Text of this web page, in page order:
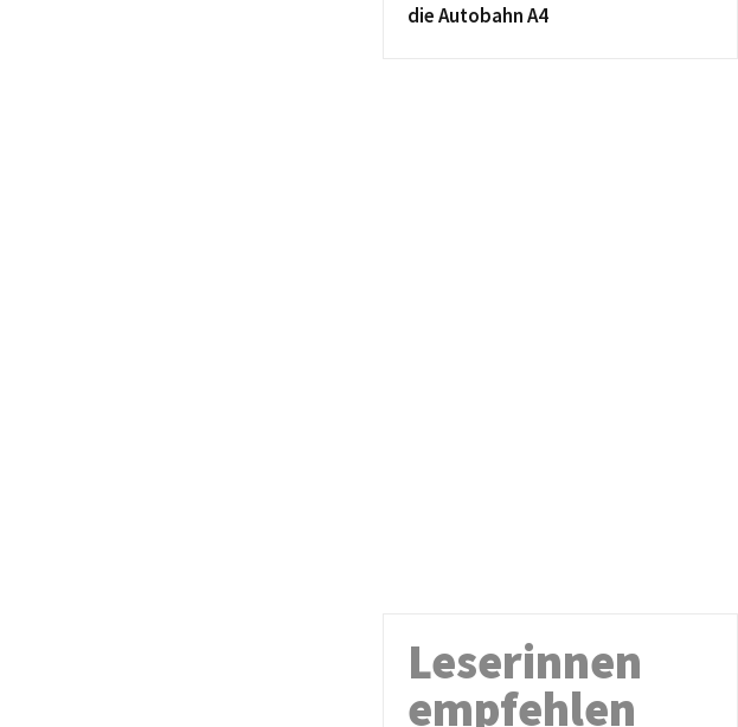
die Autobahn A4
Leserinnen
empfehlen